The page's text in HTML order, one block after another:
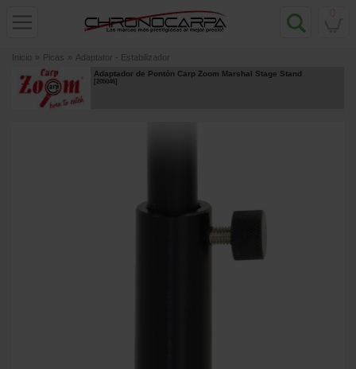
Inicio » Picas » Adaptator - Estabilizador
Adaptador de Pontón Carp Zoom Marshal Stage Stand
[205046]